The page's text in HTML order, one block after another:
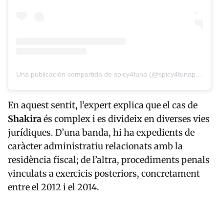
En aquest sentit, l’expert explica que el cas de
Shakiraés complex i es divideix en diverses vies
jurídiques. D’una banda, hi ha expedients de
caràcter administratiu relacionats amb la
residència fiscal; de l’altra, procediments penals
vinculats a exercicis posteriors, concretament
entre el 2012 i el 2014.